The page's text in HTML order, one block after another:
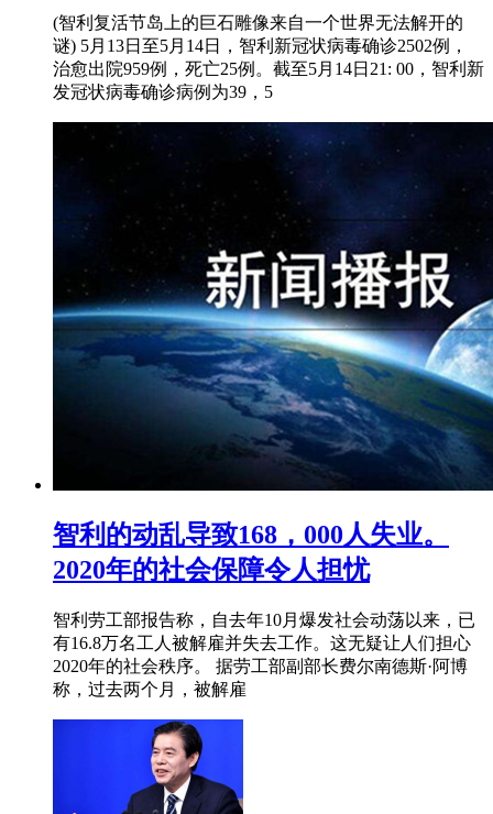
(智利复活节岛上的巨石雕像来自一个世界无法解开的
谜) 5月13日至5月14日，智利新冠状病毒确诊2502例，
治愈出院959例，死亡25例。截至5月14日21: 00，智利新
发冠状病毒确诊病例为39，5
智利的动乱导致168，000人失业。
2020年的社会保障令人担忧
智利劳工部报告称，自去年10月爆发社会动荡以来，已
有16.8万名工人被解雇并失去工作。这无疑让人们担心
2020年的社会秩序。 据劳工部副部长费尔南德斯·阿博
称，过去两个月，被解雇